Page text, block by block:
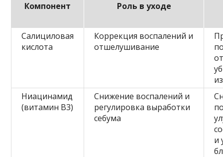
Компонент Роль в уходе
Салициловая
кислота
Коррекция воспалений и
отшелушивание
Ниацинамид
(витамин B3)
Снижение воспалений и
регулировка выработки
себума
и